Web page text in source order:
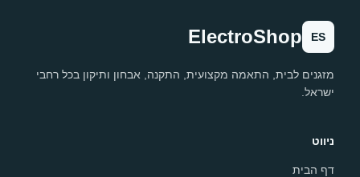
ES
ElectroShop
מזגנים לבית, התאמה מקצועית, התקנה, אבחון ותיקון בכל רחבי
ישראל.
ניווט
דף הבית